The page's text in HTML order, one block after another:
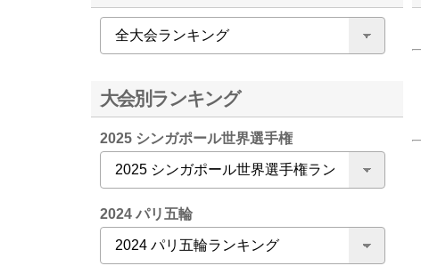
大会別ランキング
2025 シンガポール世界選手権
2024 パリ五輪